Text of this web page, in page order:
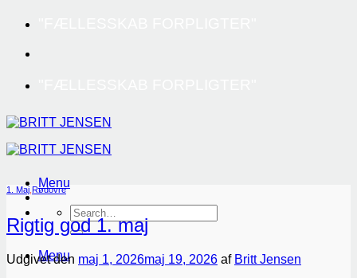
Fortsæt
indhold
Menu
Menu
1. Maj Rødovre
Rigtig god 1. maj
Udgivet den maj 1, 2026maj 19, 2026 af Britt Jensen